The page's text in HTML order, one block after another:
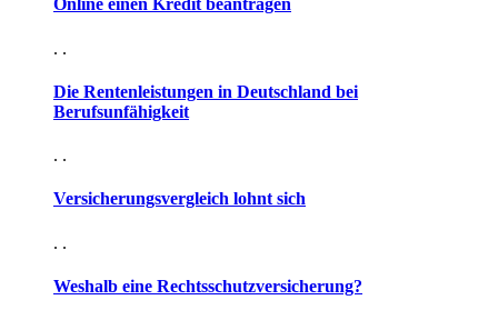
Online einen Kredit beantragen
. .
Die Rentenleistungen in Deutschland bei
Berufsunfähigkeit
. .
Versicherungsvergleich lohnt sich
. .
Weshalb eine Rechtsschutzversicherung?